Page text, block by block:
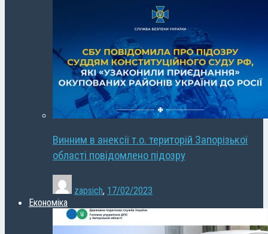
Винним в анексії т.о. територій Запорізької
області повідомлено підозру
zapsich, 17/02/2023
Економіка